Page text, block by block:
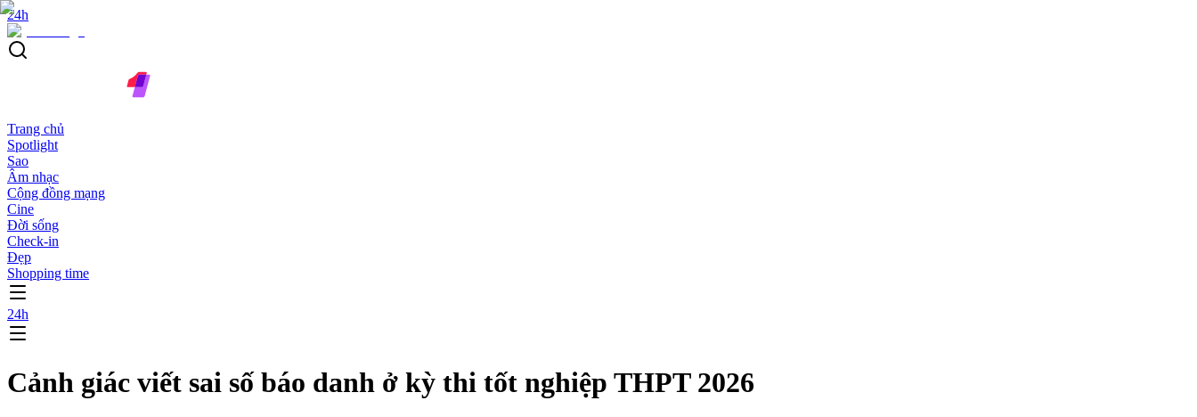
24h
Trang chủ
Spotlight
Sao
Âm nhạc
Cộng đồng mạng
Cine
Đời sống
Check-in
Đẹp
Shopping time
24h
Cảnh giác viết sai số báo danh ở kỳ thi tốt nghiệp THPT 2026